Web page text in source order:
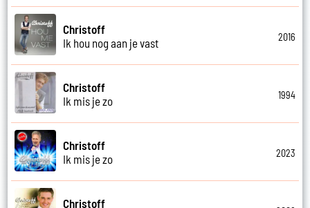
Christoff
Ik hou nog aan je vast
2016
Christoff
Ik mis je zo
1994
Christoff
Ik mis je zo
2023
Christoff